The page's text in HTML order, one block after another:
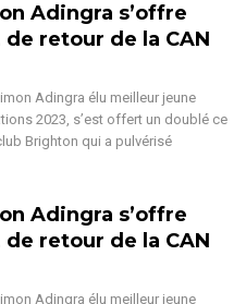
Adingra s’offre
retour de la CAN
Adingra élu meilleur jeune
2023, s’est offert un doublé ce
Brighton qui a pulvérisé
Adingra s’offre
retour de la CAN
Adingra élu meilleur jeune